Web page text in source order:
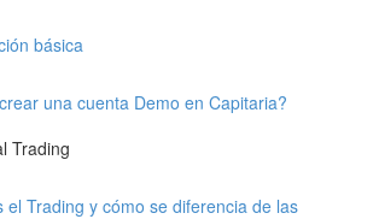
básica
una cuenta Demo en Capitaria?
Trading
el Trading y cómo se diferencia de las